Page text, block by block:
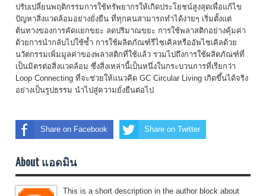
ปรับเปลี่ยนพฤติกรรมการใช้ทรัพยากรให้เกิดประโยชน์สูงสุดเพื่อแก้ไข
ปัญหาสิ่งแวดล้อมอย่างยั่งยืน ที่ทุกคนสามารถทำได้ง่ายๆ เริ่มตั้งแต่
ต้นทางของการคัดแยกขยะ ลดปริมาณขยะ การใช้พลาสติกอย่างคุ้มค่า
ด้วยการนำกลับไปใช้ซ้ำ การใช้ผลิตภัณฑ์รีไซเคิลหรืออัพไซเคิลด้วย
นวัตกรรมเพิ่มมูลค่าของพลาสติกที่ใช้แล้ว รวมไปถึงการใช้ผลิตภัณฑ์ที่
เป็นมิตรต่อสิ่งแวดล้อม ซึ่งสิ่งเหล่านี้เป็นหนึ่งในกระบวนการที่เรียกว่า
Loop Connecting ที่จะช่วยให้แนวคิด GC Circular Living เกิดขึ้นได้จริง
อย่างเป็นรูปธรรม นำไปสู่ความยั่งยืนต่อไป
Share on Facebook Share on Twitter
About แอดมิน
This is a short description in the author block about